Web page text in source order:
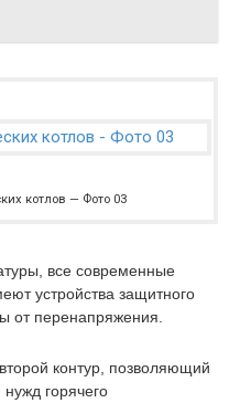
котлов — Фото 03
все современные
устройства защитного
от перенапряжения.
контур, позволяющий
горячего